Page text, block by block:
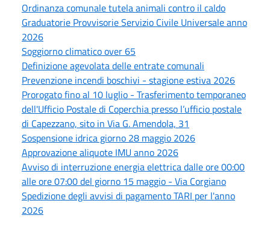
Ordinanza comunale tutela animali contro il caldo
Graduatorie Provvisorie Servizio Civile Universale anno
2026
Soggiorno climatico over 65
Definizione agevolata delle entrate comunali
Prevenzione incendi boschivi - stagione estiva 2026
Prorogato fino al 10 luglio - Trasferimento temporaneo
dell'Ufficio Postale di Coperchia presso l’ufficio postale
di Capezzano, sito in Via G. Amendola, 31
Sospensione idrica giorno 28 maggio 2026
Approvazione aliquote IMU anno 2026
Avviso di interruzione energia elettrica dalle ore 00:00
alle ore 07:00 del giorno 15 maggio - Via Corgiano
Spedizione degli avvisi di pagamento TARI per l'anno
2026